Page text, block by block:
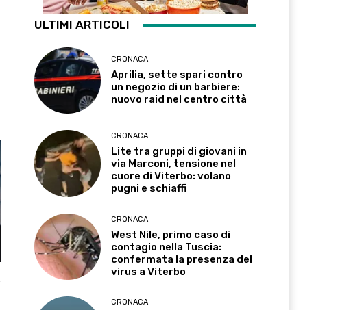
ULTIMI ARTICOLI
CRONACA
Aprilia, sette spari contro
un negozio di un barbiere:
nuovo raid nel centro città
CRONACA
Lite tra gruppi di giovani in
via Marconi, tensione nel
cuore di Viterbo: volano
pugni e schiaffi
CRONACA
West Nile, primo caso di
contagio nella Tuscia:
confermata la presenza del
virus a Viterbo
CRONACA